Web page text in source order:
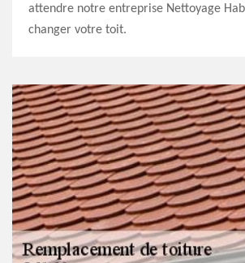
attendre notre entreprise Nettoyage
changer votre toit.